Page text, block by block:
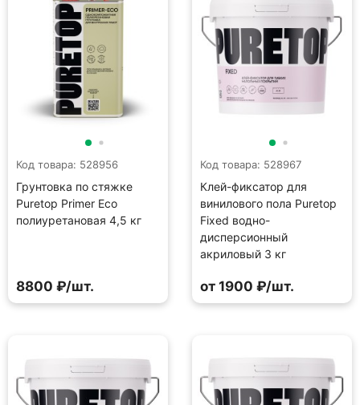
Код товара: 528956
Грунтовка по стяжке
Puretop Primer Eco
полиуретановая 4,5 кг
8800 ₽/шт.
Код товара: 528967
Клей-фиксатор для
винилового пола Puretop
Fixed водно-
дисперсионный
акриловый 3 кг
от 1900 ₽/шт.